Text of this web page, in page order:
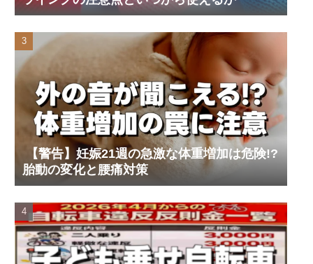
【警告】妊娠21週の急激な体重増加は危険!?
胎動の変化と腰痛対策